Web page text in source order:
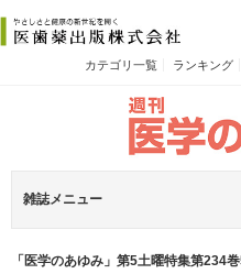
カテゴリ一覧 ランキング
雑誌メニュー
「医学のあゆみ」第5土曜特集第234